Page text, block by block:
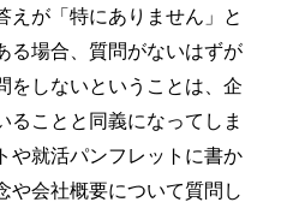
えが「特にありません」と
る場合、質問がないはずが
をしないということは、企
ることと同義になってしま
や就活パンフレットに書か
や会社概要について質問し